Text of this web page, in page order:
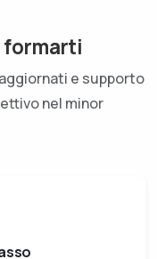
formarti
e supporto
nel minor